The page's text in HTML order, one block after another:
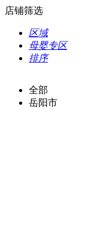
店铺筛选
区域
母婴专区
排序
全部
岳阳市